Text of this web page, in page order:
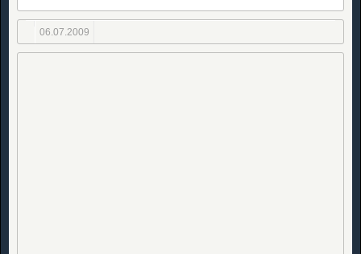
06.07.2009